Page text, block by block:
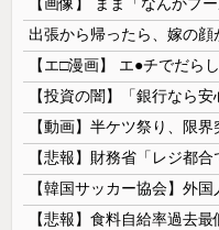
【動画】半ケツ祭り、限